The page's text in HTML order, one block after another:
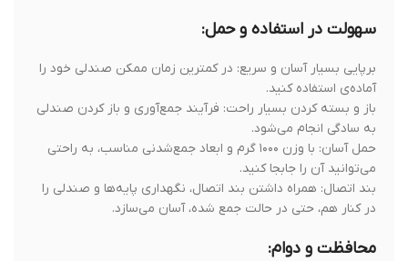
سهولت در استفاده و حمل:
برپایی بسیار آسان و سریع: در کمترین زمان ممکن صندلی خود را
آماده‌ی استفاده کنید.
باز و بسته کردن بسیار راحت: فرآیند جمع‌آوری و باز کردن صندلی
به سادگی انجام می‌شود.
حمل آسان: با وزن ۱۰۰۰ گرم و ابعاد جمع‌شدنی مناسب، به راحتی
می‌توانید آن را جابجا کنید.
بند اتصال: همراه داشتن بند اتصال، نگهداری پایه‌ها و صندلی را
در کنار هم، حتی در حالت جمع شده، آسان می‌سازد.
محافظت و دوام: